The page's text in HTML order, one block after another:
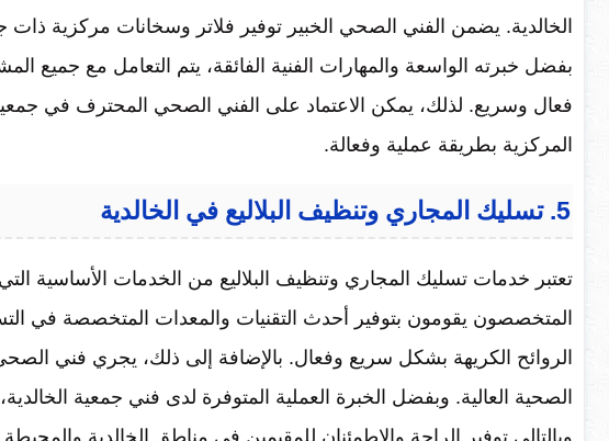
الخالدية. يضمن الفني الصحي الخبير توفير فلاتر وسخانات مركزية ذات
بفضل خبرته الواسعة والمهارات الفنية الفائقة، يتم التعامل مع جميع
فعال وسريع. لذلك، يمكن الاعتماد على الفني الصحي المحترف في جمعية
المركزية بطريقة عملية وفعالة.
5. تسليك المجاري وتنظيف البلاليع في الخالدية
تعتبر خدمات تسليك المجاري وتنظيف البلاليع من الخدمات الأساسية
المتخصصون يقومون بتوفير أحدث التقنيات والمعدات المتخصصة في
الروائح الكريهة بشكل سريع وفعال. بالإضافة إلى ذلك، يجري فني الصحي
الصحية العالية. وبفضل الخبرة العملية المتوفرة لدى فني جمعية
وبالتالي توفير الراحة والاطمئنان للمقيمين في مناطق الخالدية